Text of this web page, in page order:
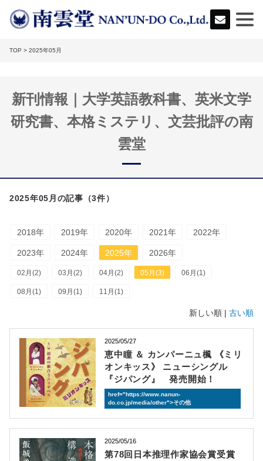
TOP > 2025年05月
新刊情報｜大学英語教科書、英米文学
研究書、本格ミステリ、文芸批評の南
雲堂
2025年05月の記事（3件）
2018年 2019年 2020年 2021年 2022年
2023年 2024年 2025年 2026年
02月(2) 03月(2) 04月(2) 05月(3) 06月(1)
08月(1) 09月(1) 11月(1)
新しい順 | 古い順
2025/05/27
恵中瞳 ＆ カンパーニュ楓 《ミリ
オンキッス》 ニューシングル
『ジパング』 発売開始！
href="https://www.nanun-
do.co.jp/media/other">その他
2025/05/16
第78回日本推理作家協会賞受賞